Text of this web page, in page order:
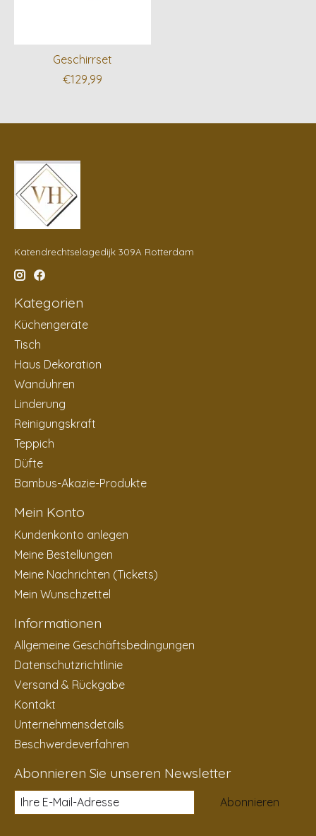
Geschirrset
€129,99
Katendrechtselagedijk 309A Rotterdam
Kategorien
Küchengeräte
Tisch
Haus Dekoration
Wanduhren
Linderung
Reinigungskraft
Teppich
Düfte
Bambus-Akazie-Produkte
Mein Konto
Kundenkonto anlegen
Meine Bestellungen
Meine Nachrichten (Tickets)
Mein Wunschzettel
Informationen
Allgemeine Geschäftsbedingungen
Datenschutzrichtlinie
Versand & Rückgabe
Kontakt
Unternehmensdetails
Beschwerdeverfahren
Abonnieren Sie unseren Newsletter
Abonnieren